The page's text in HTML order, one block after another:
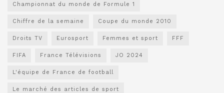
Championnat du monde de Formule 1
Chiffre de la semaine Coupe du monde 2010
Droits TV Eurosport Femmes et sport FFF
FIFA France Télévisions JO 2024
L'équipe de France de football
Le marché des articles de sport